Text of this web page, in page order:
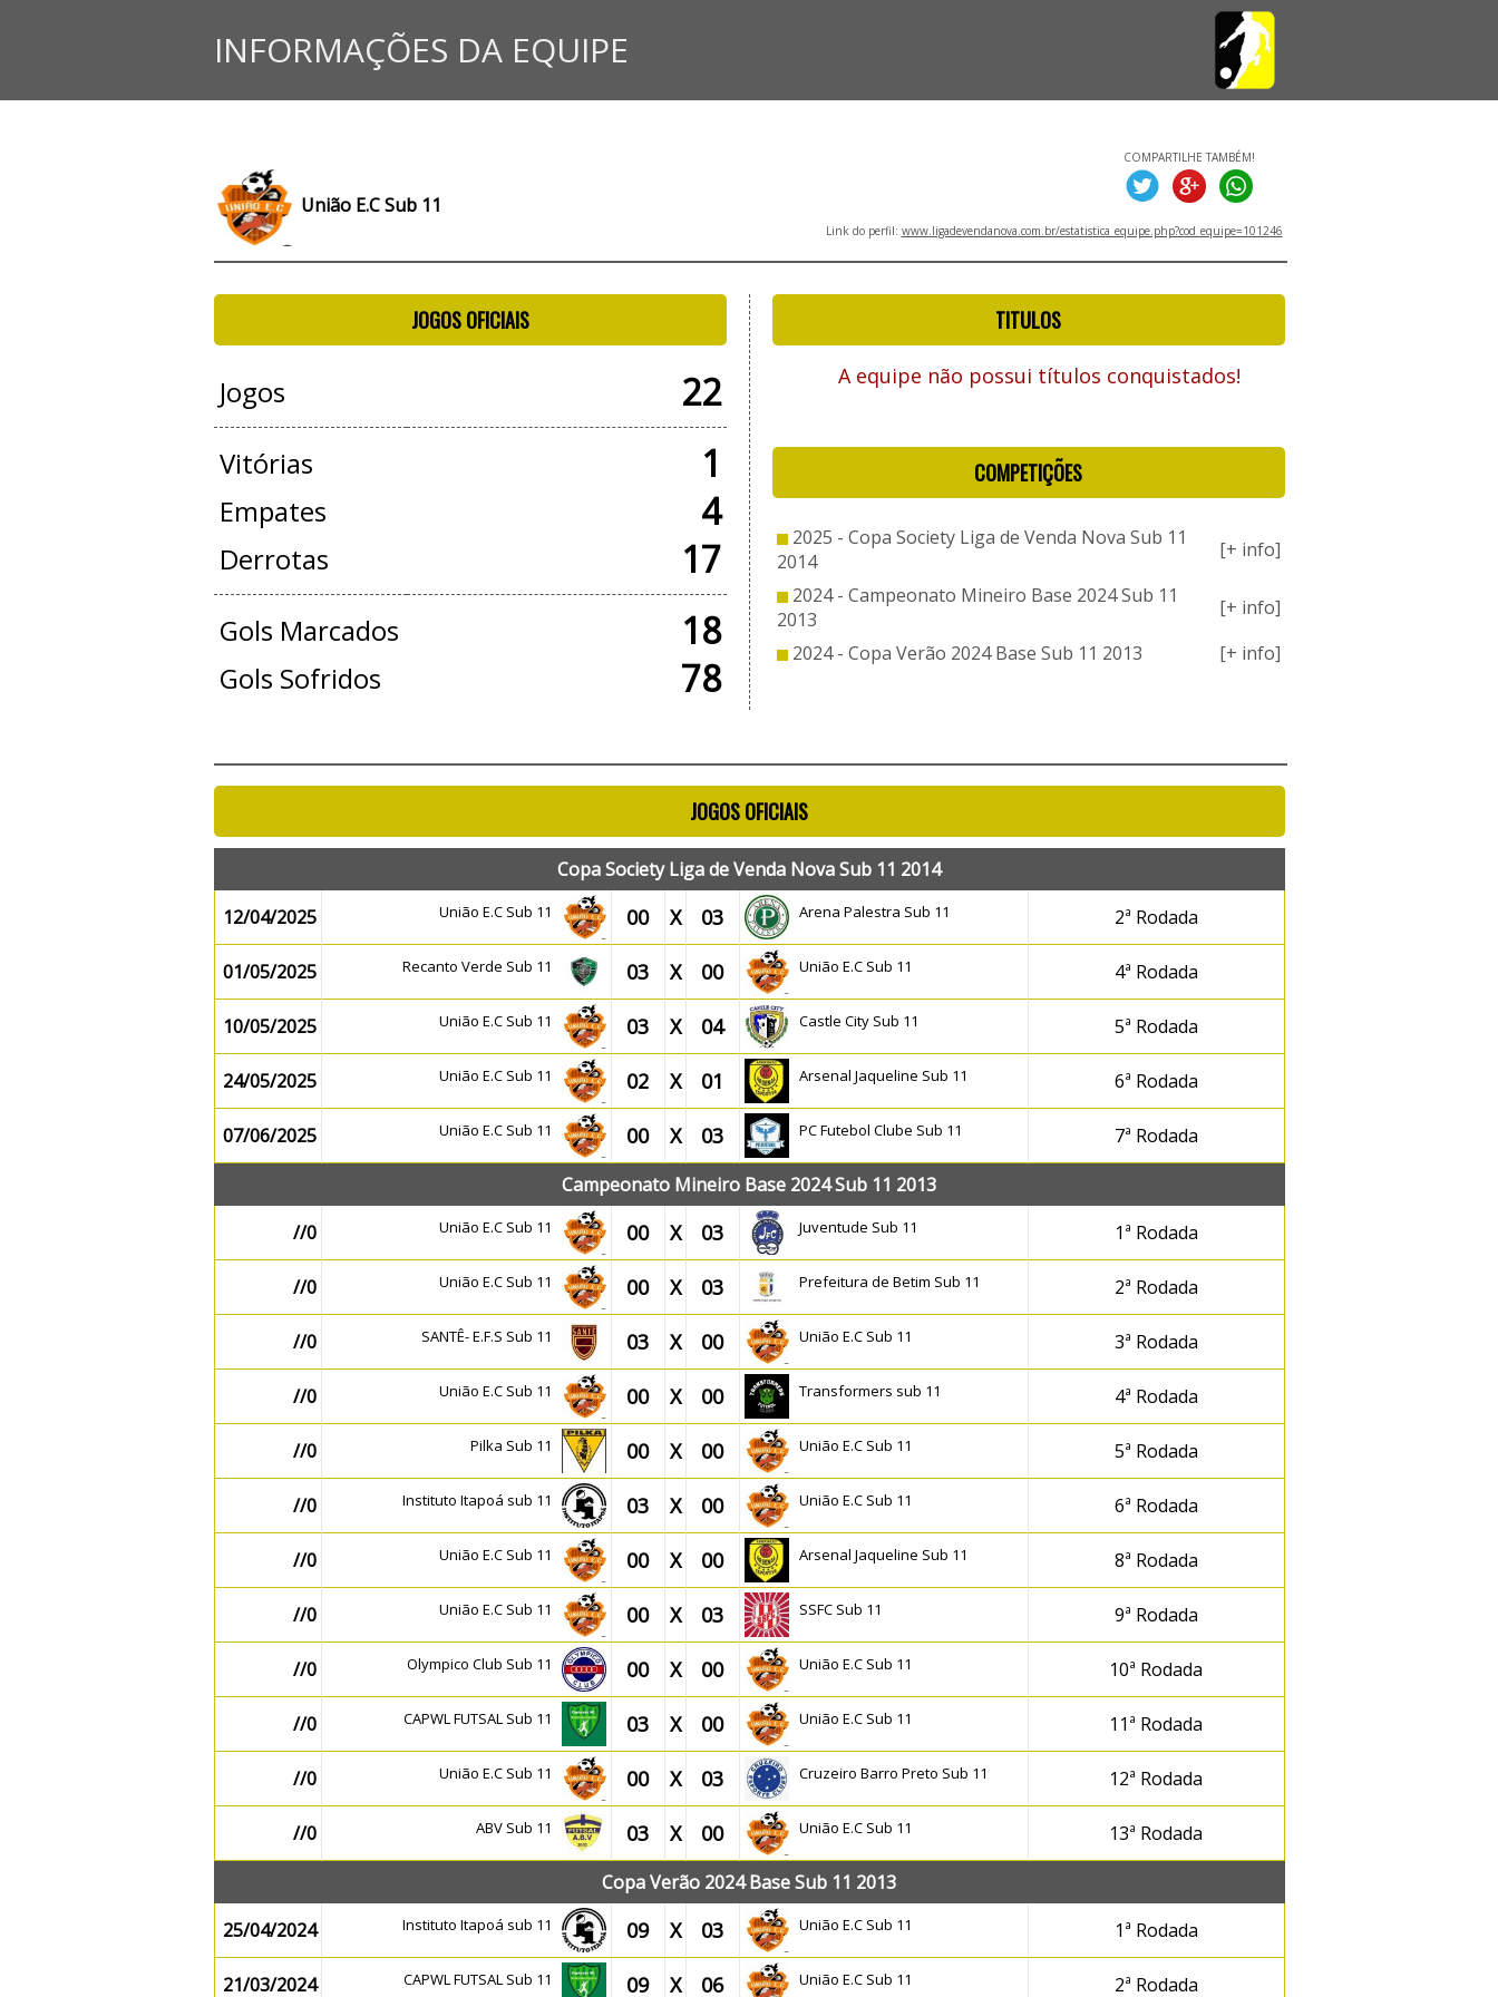
INFORMAÇÕES DA EQUIPE
União E.C Sub 11
COMPARTILHE TAMBÉM!
Link do perfil: www.ligadevendanova.com.br/estatistica_equipe.php?cod_equipe=101246
JOGOS OFICIAIS
Jogos 22
Vitórias 1
Empates 4
Derrotas 17
Gols Marcados 18
Gols Sofridos 78
TITULOS
A equipe não possui títulos conquistados!
COMPETIÇÕES
2025 - Copa Society Liga de Venda Nova Sub 11
2014
[+ info]
2024 - Campeonato Mineiro Base 2024 Sub 11
2013
[+ info]
2024 - Copa Verão 2024 Base Sub 11 2013
[+ info]
JOGOS OFICIAIS
Copa Society Liga de Venda Nova Sub 11 2014
12/04/2025
União E.C Sub 11 00 X 03 Arena Palestra Sub 11 2ª Rodada
01/05/2025 Recanto Verde Sub 11 03 X 00 União E.C Sub 11 4ª Rodada
10/05/2025 União E.C Sub 11 03 X 04 Castle City Sub 11 5ª Rodada
24/05/2025 União E.C Sub 11 02 X 01 Arsenal Jaqueline Sub 11 6ª Rodada
07/06/2025 União E.C Sub 11 00 X 03 PC Futebol Clube Sub 11
7ª Rodada
Campeonato Mineiro Base 2024 Sub 11 2013
//0
União E.C Sub 11 00 X 03 Juventude Sub 11 1ª Rodada
//0 União E.C Sub 11 00 X 03 Prefeitura de Betim Sub 11 2ª Rodada
//0 SANTÊ- E.F.S Sub 11 03 X 00 União E.C Sub 11 3ª Rodada
//0 União E.C Sub 11 00 X 00 Transformers sub 11 4ª Rodada
//0 Pilka Sub 11 00 X 00 União E.C Sub 11 5ª Rodada
//0 Instituto Itapoá sub 11 03 X 00 União E.C Sub 11 6ª Rodada
//0 União E.C Sub 11 00 X 00 Arsenal Jaqueline Sub 11 8ª Rodada
//0 União E.C Sub 11 00 X 03 SSFC Sub 11 9ª Rodada
//0 Olympico Club Sub 11 00 X 00 União E.C Sub 11 10ª Rodada
//0 CAPWL FUTSAL Sub 11 03 X 00 União E.C Sub 11 11ª Rodada
//0 União E.C Sub 11 00 X 03 Cruzeiro Barro Preto Sub 11 12ª Rodada
//0 ABV Sub 11 03 X 00 União E.C Sub 11
13ª Rodada
Copa Verão 2024 Base Sub 11 2013
25/04/2024
Instituto Itapoá sub 11 09 X 03 União E.C Sub 11 1ª Rodada
21/03/2024 CAPWL FUTSAL Sub 11 09 X 06 União E.C Sub 11 2ª Rodada